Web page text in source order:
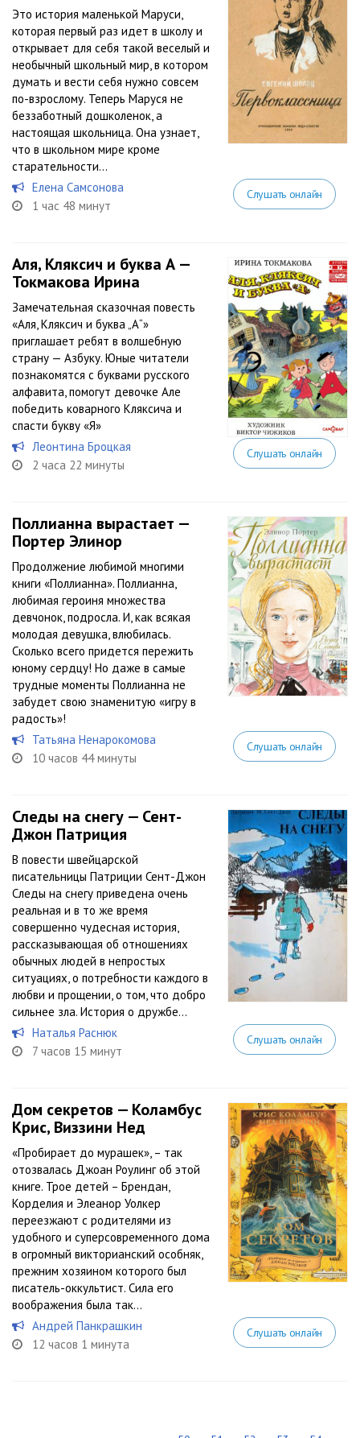
Это история маленькой Маруси,
которая первый раз идет в школу и
открывает для себя такой веселый и
необычный школьный мир, в котором
думать и вести себя нужно совсем
по-взрослому. Теперь Маруся не
беззаботный дошколенок, а
настоящая школьница. Она узнает,
что в школьном мире кроме
старательности...
Елена Самсонова
1 час 48 минут
Слушать онлайн
Аля, Кляксич и буква А —
Токмакова Ирина
Замечательная сказочная повесть
«Аля, Кляксич и буква „А“»
приглашает ребят в волшебную
страну — Азбуку. Юные читатели
познакомятся с буквами русского
алфавита, помогут девочке Але
победить коварного Кляксича и
спасти букву «Я»
Леонтина Броцкая
2 часа 22 минуты
Слушать онлайн
Поллианна вырастает —
Портер Элинор
Продолжение любимой многими
книги «Поллианна». Поллианна,
любимая героиня множества
девчонок, подросла. И, как всякая
молодая девушка, влюбилась.
Сколько всего придется пережить
юному сердцу! Но даже в самые
трудные моменты Поллианна не
забудет свою знаменитую «игру в
радость»!
Татьяна Ненарокомова
10 часов 44 минуты
Слушать онлайн
Следы на снегу — Сент-
Джон Патриция
В повести швейцарской
писательницы Патриции Сент-Джон
Следы на снегу приведена очень
реальная и в то же время
совершенно чудесная история,
рассказывающая об отношениях
обычных людей в непростых
ситуациях, о потребности каждого в
любви и прощении, о том, что добро
сильнее зла. История о дружбе...
Наталья Раснюк
7 часов 15 минут
Слушать онлайн
Дом секретов — Коламбус
Крис, Виззини Нед
«Пробирает до мурашек», – так
отозвалась Джоан Роулинг об этой
книге. Трое детей – Брендан,
Корделия и Элеанор Уолкер
переезжают с родителями из
удобного и суперсовременного дома
в огромный викторианский особняк,
прежним хозяином которого был
писатель-оккультист. Сила его
воображения была так...
Андрей Панкрашкин
12 часов 1 минута
Слушать онлайн